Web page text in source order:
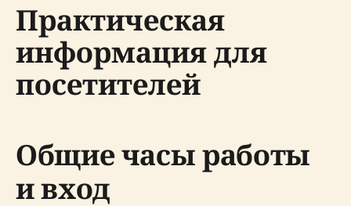
Практическая
информация для
посетителей
Общие часы работы
и вход